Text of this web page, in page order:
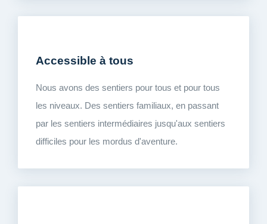
Accessible à tous
Nous avons des sentiers pour tous et pour tous
les niveaux. Des sentiers familiaux, en passant
par les sentiers intermédiaires jusqu'aux sentiers
difficiles pour les mordus d'aventure.